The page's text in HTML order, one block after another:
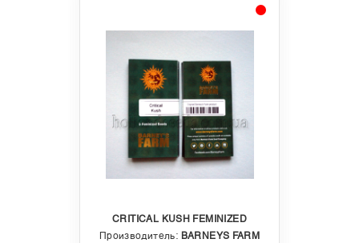
CRITICAL KUSH FEMINIZED
Производитель: BARNEYS FARM